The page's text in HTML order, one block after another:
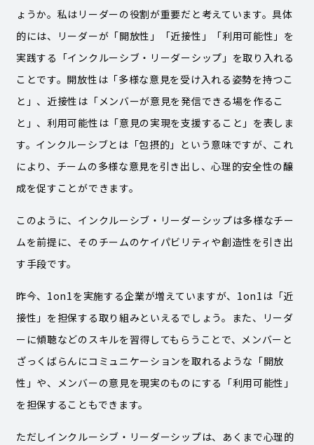
ょうか。私はリーダーの役割が重要だと考えています。具体
的には、リーダーが「開放性」「近接性」「利用可能性」を
実践する「インクルーシブ・リーダーシップ」を取り入れる
ことです。開放性は「多様な意見を受け入れる姿勢を持つこ
と」、近接性は「メンバーが意見を発信できる場を作るこ
と」、利用可能性は「意見の実現を支援すること」を表しま
す。インクルーシブとは「包摂的」という意味ですが、これ
により、チームの多様な意見を引き出し、心理的安全性の醸
成を促すことができます。
このように、インクルーシブ・リーダーシップは多様なチー
ムを前提に、そのチームのケイパビリティや創造性を引き出
す手段です。
昨今、1on1を実施する企業が増えていますが、1on1は「近
接性」を担保する取り組みといえるでしょう。また、リーダ
ーに傾聴などのスキルを習得してもらうことで、メンバーと
ざっくばらんにコミュニケーションを取れるような「開放
性」や、メンバーの意見を現実のものにする「利用可能性」
を担保することもできます。
ただしインクルーシブ・リーダーシップは、あくまで心理的